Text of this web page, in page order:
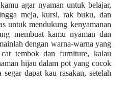
agar nyaman untuk belajar,
meja, kursi, rak buku, dan
untuk mendukung kenyamanan
membuat kamu nyaman dan
dengan warna-warna yang
tembok dan furniture, kalau
hijau dalam pot yang cocok
dapat kau rasakan, setelah